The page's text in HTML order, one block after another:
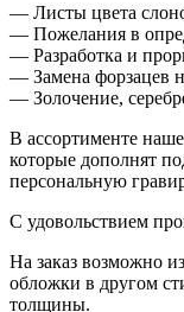
— Листы цвета
— Пожелания в
— Разработка и
— Замена форзацев
— Золочение,
В ассортименте
которые дополнят
персональную
С удовольствием
На заказ возможно
обложки в другом
толщины.